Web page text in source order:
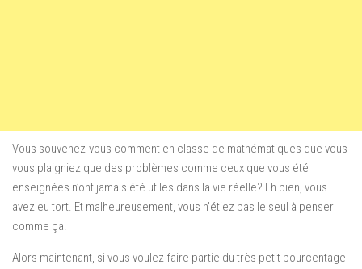
Vous souvenez-vous comment en classe de mathématiques que vous
vous plaigniez que des problèmes comme ceux que vous été
enseignées n’ont jamais été utiles dans la vie réelle? Eh bien, vous
avez eu tort. Et malheureusement, vous n’étiez pas le seul à penser
comme ça.
Alors maintenant, si vous voulez faire partie du très petit pourcentage